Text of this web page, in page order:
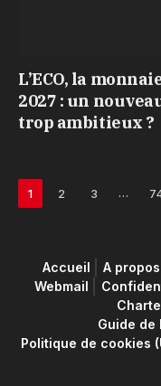
L’ECO, la
2027 : un
trop ambitieux ?
1 2 3 …
Accueil A propos
Webmail
Guide
Politique de cookies